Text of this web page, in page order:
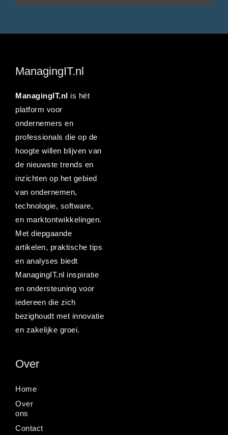
ManagingIT.nl
ManagingIT.nl is hét
platform voor
ondernemers en
professionals die op de
hoogte willen blijven van
de nieuwste trends en
inzichten op het gebied
van ondernemen,
technologie, software,
en marktontwikkelingen.
Met diepgaande
artikelen, praktische tips
en analyses biedt
ManagingIT.nl inspiratie
en ondersteuning voor
iedereen die zich
bezighoudt met innovatie
en zakelijke groei.
Over
Home
Over
ons
Contact